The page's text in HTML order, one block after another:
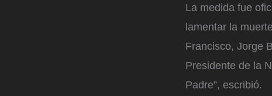
La medida fue
lamentar la
Francisco, Jorge
Presidente de la
Padre”, escribió.